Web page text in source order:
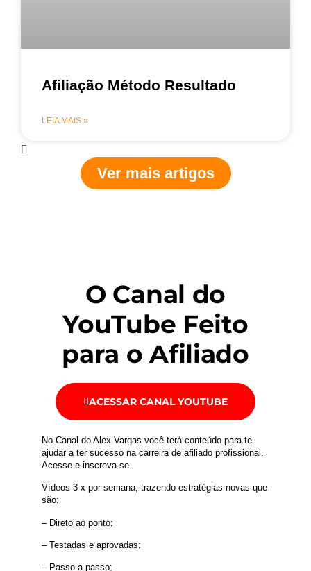
Afiliação Método Resultado
LEIA MAIS »
Ver mais artigos
O Canal do
YouTube Feito
para o Afiliado
ACESSAR CANAL YOUTUBE
No Canal do Alex Vargas você terá conteúdo para te
ajudar a ter sucesso na carreira de afiliado profissional.
Acesse e inscreva-se.
Vídeos 3 x por semana, trazendo estratégias novas que
são:
– Direto ao ponto;
– Testadas e aprovadas;
– Passo a passo;